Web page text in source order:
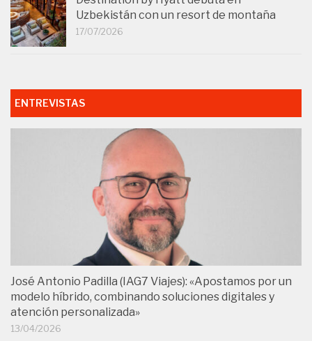
Uzbekistán con un resort de montaña
17/07/2026
ENTREVISTAS
José Antonio Padilla (IAG7 Viajes): «Apostamos por un
modelo híbrido, combinando soluciones digitales y
atención personalizada»
13/04/2026